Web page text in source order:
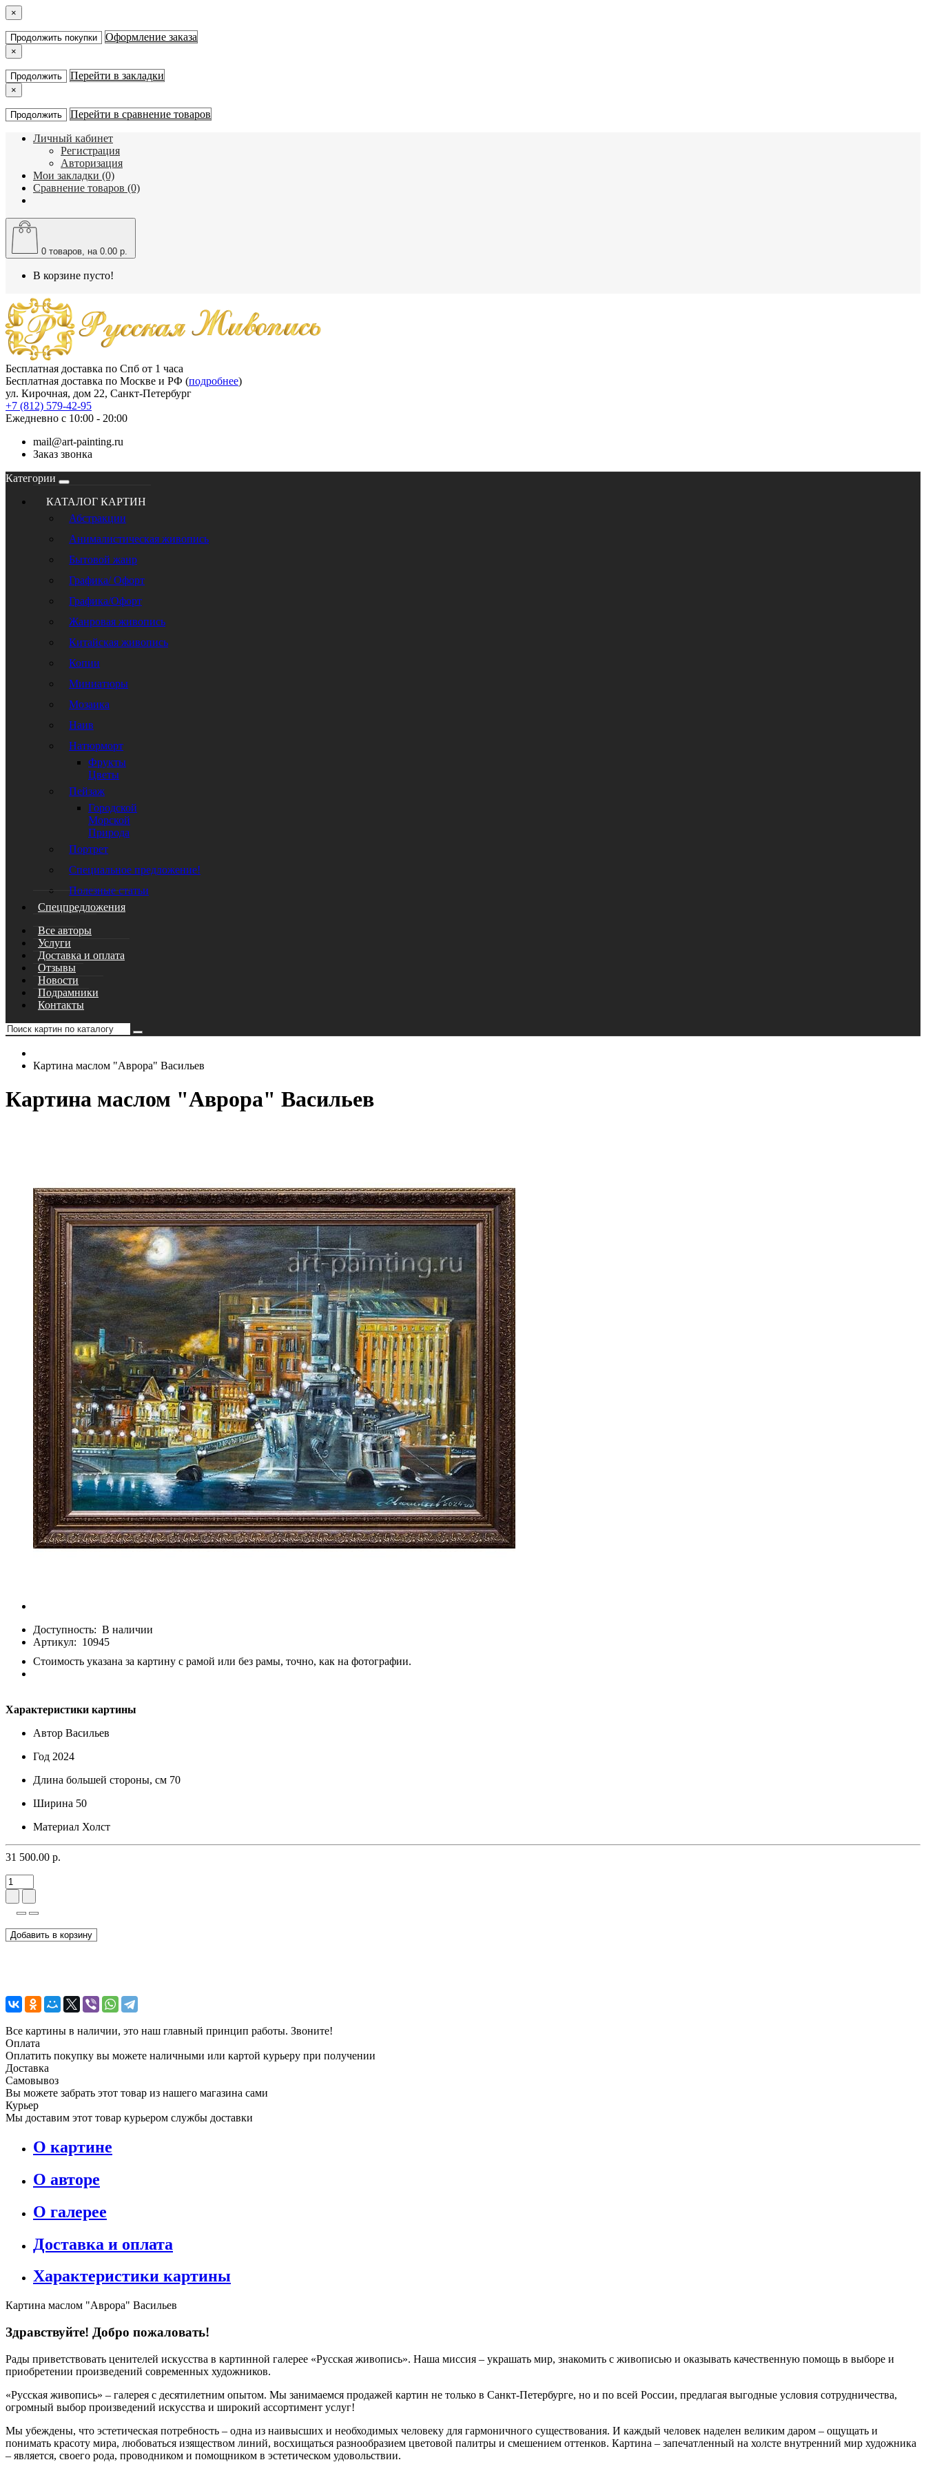
×
Продолжить покупки Оформление заказа
×
Продолжить Перейти в закладки
×
Продолжить Перейти в сравнение товаров
Личный кабинет
Регистрация
Авторизация
Мои закладки (0)
Сравнение товаров (0)
0 товаров, на 0.00 р.
В корзине пусто!
Бесплатная доставка по Спб от 1 часа
Бесплатная доставка по Москве и РФ (подробнее)
ул. Кирочная, дом 22, Санкт-Петербург
+7 (812) 579-42-95
Ежедневно с 10:00 - 20:00
mail@art-painting.ru
Заказ звонка
Категории
КАТАЛОГ КАРТИН
Абстракции
Анималистическая живопись
Бытовой жанр
Графика/ Офорт
Графика/Офорт
Жанровая живопись
Китайская живопись
Копии
Миниатюры
Мозаика
Наив
Натюрморт
Фрукты
Цветы
Пейзаж
Городской
Морской
Природа
Портрет
Специальное предложение!
Полезные статьи
Спецпредложения
Все авторы
Услуги
Доставка и оплата
Отзывы
Новости
Подрамники
Контакты
Картина маслом "Аврора" Васильев
Картина маслом "Аврора" Васильев
Доступность: В наличии
Артикул: 10945
Стоимость указана за картину с рамой или без рамы, точно, как на фотографии.
Характеристики картины
Автор Васильев
Год 2024
Длина большей стороны, см 70
Ширина 50
Материал Холст
31 500.00 р.
Добавить в корзину
Все картины в наличии, это наш главный принцип работы. Звоните!
Оплата
Оплатить покупку вы можете наличными или картой курьеру при получении
Доставка
Самовывоз
Вы можете забрать этот товар из нашего магазина сами
Курьер
Мы доставим этот товар курьером службы доставки
О картине
О авторе
О галерее
Доставка и оплата
Характеристики картины
Картина маслом "Аврора" Васильев
Здравствуйте! Добро пожаловать!
Рады приветствовать ценителей искусства в картинной галерее «Русская живопись». Наша миссия – украшать мир, знакомить с живописью и оказывать качественную помощь в выборе и
приобретении произведений современных художников.
«Русская живопись» – галерея c десятилетним опытом. Мы занимаемся продажей картин не только в Санкт-Петербурге, но и по всей России, предлагая выгодные условия сотрудничества,
огромный выбор произведений искусства и широкий ассортимент услуг!
Мы убеждены, что эстетическая потребность – одна из наивысших и необходимых человеку для гармоничного существования. И каждый человек наделен великим даром – ощущать и
понимать красоту мира, любоваться изяществом линий, восхищаться разнообразием цветовой палитры и смешением оттенков. Картина – запечатленный на холсте внутренний мир художника
– является, своего рода, проводником и помощником в эстетическом удовольствии.